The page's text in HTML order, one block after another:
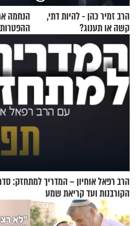
הרב זמיר כהן - להיות דתי,
קשה או תענוג?
הנחמה
וגאולה
הרב רפאל אוחיון – המדריך למתחזק:
הקורבנות ועד קריאת שמע